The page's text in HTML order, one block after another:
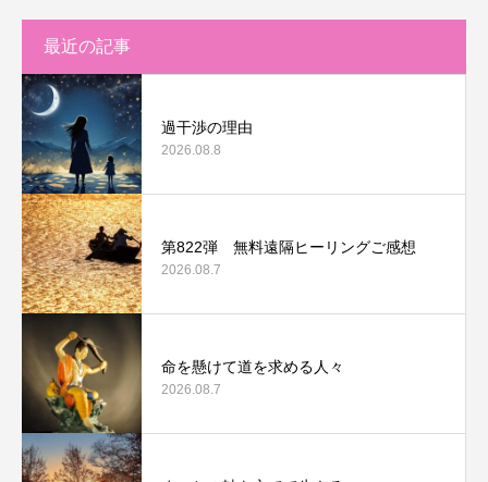
最近の記事
過干渉の理由
2026.08.8
第822弾 無料遠隔ヒーリングご感想
2026.08.7
命を懸けて道を求める人々
2026.08.7